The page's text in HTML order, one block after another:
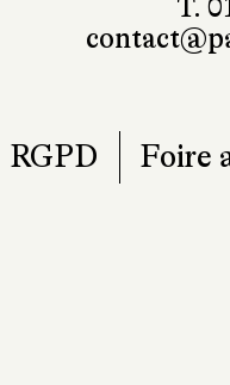
101,